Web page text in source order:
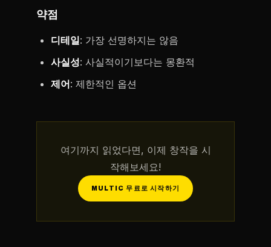
약점
디테일: 가장 선명하지는 않음
사실성: 사실적이기보다는 몽환적
제어: 제한적인 옵션
여기까지 읽었다면, 이제 창작을 시
작해보세요!
MULTIC 무료로 시작하기